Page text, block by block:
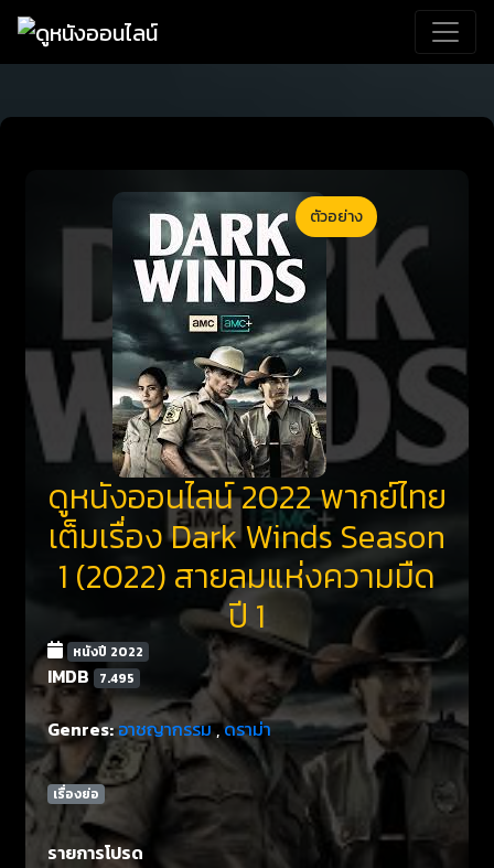
ตัวอย่าง
ดูหนังออนไลน์ 2022 พากย์ไทย
เต็มเรื่อง Dark Winds Season
1 (2022) สายลมแห่งความมืด
ปี 1
หนังปี 2022
IMDB 7.495
Genres: อาชญากรรม,ดราม่า
เรื่องย่อ
รายการโปรด